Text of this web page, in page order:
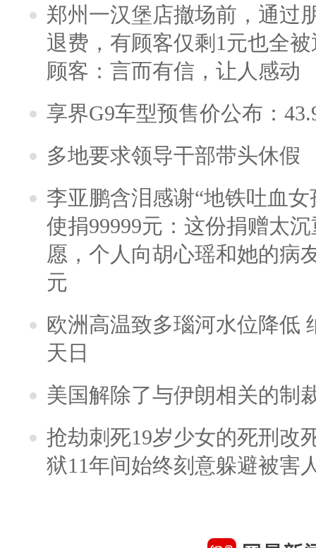
郑州一汉堡店撤场前，通过
退费，有顾客仅剩1元也全
顾客：言而有信，让人感动
享界G9车型预售价公布：
多地要求领导干部带头休假
李亚鹏含泪感谢“地铁吐血
使捐99999元：这份捐赠太
愿，个人向胡心瑶和她的病
元
欧洲高温致多瑙河水位降低
天日
美国解除了与伊朗相关的制
抢劫刺死19岁少女的死刑改
狱11年间始终刻意躲避被害